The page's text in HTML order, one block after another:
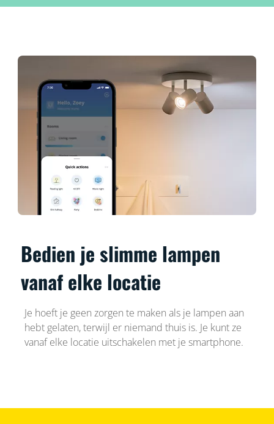
Bedien je slimme lampen
vanaf elke locatie
Je hoeft je geen zorgen te maken als je lampen aan
hebt gelaten, terwijl er niemand thuis is. Je kunt ze
vanaf elke locatie uitschakelen met je smartphone.